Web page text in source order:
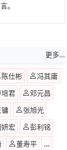
。
更多...
陈仕彬
冯其庸
培君
邓元昌
镛
张旭光
宏
彭利铭
董寿平 ...